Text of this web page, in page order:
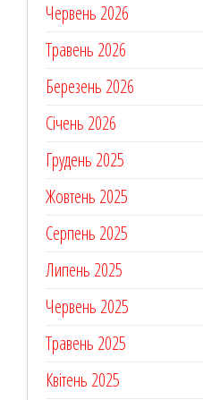
Червень 2026
Травень 2026
Березень 2026
Січень 2026
Грудень 2025
Жовтень 2025
Серпень 2025
Липень 2025
Червень 2025
Травень 2025
Квітень 2025